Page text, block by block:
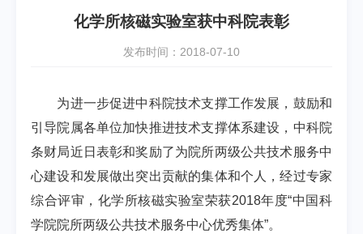
化学所核磁实验室获中科院表彰
发布时间：2018-07-10
为进一步促进中科院技术支撑工作发展，鼓励和
引导院属各单位加快推进技术支撑体系建设，中科院
条财局近日表彰和奖励了为院所两级公共技术服务中
心建设和发展做出突出贡献的集体和个人，经过专家
综合评审，化学所核磁实验室荣获2018年度“中国科
学院院所两级公共技术服务中心优秀集体”。